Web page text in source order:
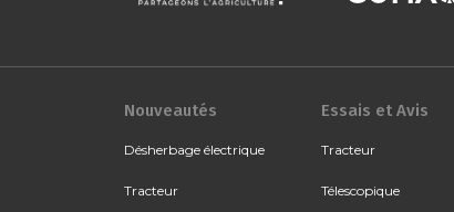
Nouveautés
Désherbage électrique
Tracteur
Essais et Avis
Tracteur
Télescopique